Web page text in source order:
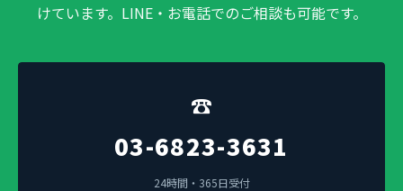
けています。LINE・お電話でのご相談も可能です。
☎
03-6823-3631
24時間・365日受付